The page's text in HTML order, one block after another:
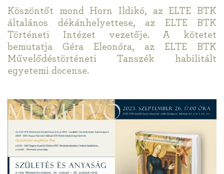
Köszöntőt mond Horn Ildikó, az ELTE BTK
általános dékánhelyettese, az ELTE BTK
Történeti Intézet vezetője. A kötetet
bemutatja Géra Eleonóra, az ELTE BTK
Művelődéstörténeti Tanszék habilitált
egyetemi docense.